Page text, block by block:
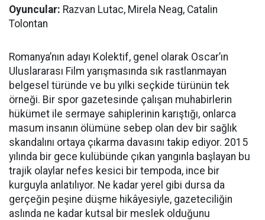
Oyuncular: Razvan Lutac, Mirela Neag, Catalin
Tolontan
Romanya’nın adayı Kolektif, genel olarak Oscar’ın
Uluslararası Film yarışmasında sık rastlanmayan
belgesel türünde ve bu yılki seçkide türünün tek
örneği. Bir spor gazetesinde çalışan muhabirlerin
hükümet ile sermaye sahiplerinin karıştığı, onlarca
masum insanın ölümüne sebep olan dev bir sağlık
skandalını ortaya çıkarma davasını takip ediyor. 2015
yılında bir gece kulübünde çıkan yangınla başlayan bu
trajik olaylar nefes kesici bir tempoda, ince bir
kurguyla anlatılıyor. Ne kadar yerel gibi dursa da
gerçeğin peşine düşme hikâyesiyle, gazeteciliğin
aslında ne kadar kutsal bir meslek olduğunu